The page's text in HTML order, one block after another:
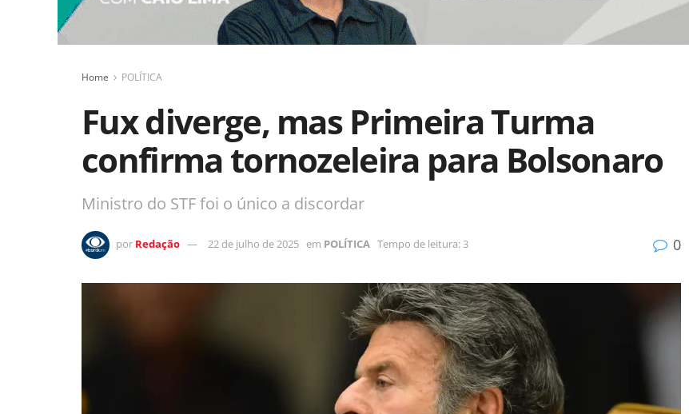
Home POLÍTICA
Fux diverge, mas Primeira Turma
confirma tornozeleira para Bolsonaro
Ministro do STF foi o único a discordar
por Redação 22 de julho de 2025 em POLÍTICA Tempo de leitura: 3 0